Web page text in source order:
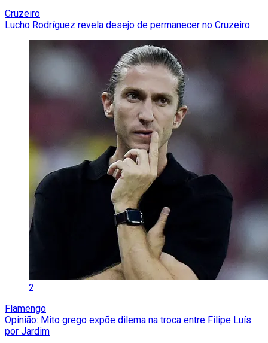
Cruzeiro
Lucho Rodríguez revela desejo de permanecer no Cruzeiro
2
Flamengo
Opinião: Mito grego expõe dilema na troca entre Filipe Luís
por Jardim